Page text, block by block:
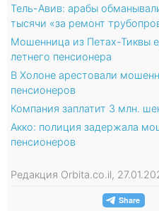
Тель-Авив: арабы
тысячи «за ремонт
Мошенница из Петах-Тиквы
летнего пенсионера
В Холоне арестовали
пенсионеров
Компания заплатит 3 млн.
Акко: полиция задержала
пенсионеров
Редакция Orbita.co.il,